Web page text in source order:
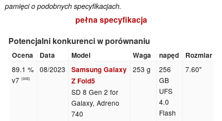
pamięci o podobnych specyfikacjach.
pełna specyfikacja
Potencjalni konkurenci w porównaniu
Ocena Data Model Waga napęd Rozmiar
89.1 %
v7(old)
08/2023
Samsung Galaxy
Z Fold5
SD 8 Gen 2 for
Galaxy, Adreno
740
253 g
256
GB
UFS
4.0
Flash
7.60"